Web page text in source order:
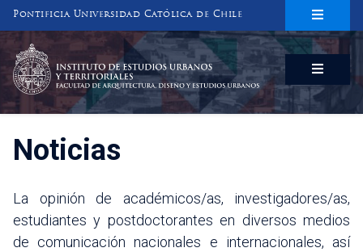
Pontificia Universidad Católica de Chile
INSTITUTO DE ESTUDIOS URBANOS
Y TERRITORIALES
FACULTAD DE ARQUITECTURA, DISEÑO Y ESTUDIOS URBANOS
Noticias
La opinión de académicos/as, investigadores/as,
estudiantes y postdoctorantes en diversos medios
de comunicación nacionales e internacionales, así